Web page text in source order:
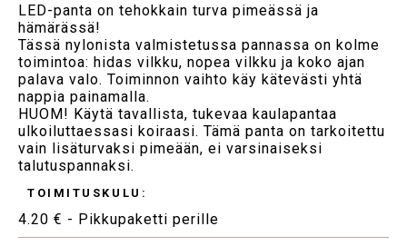
LED-panta on tehokkain turva pimeässä ja
hämärässä!
Tässä nylonista valmistetussa pannassa on kolme
toimintoa: hidas vilkku, nopea vilkku ja koko ajan
palava valo. Toiminnon vaihto käy kätevästi yhtä
nappia painamalla.
HUOM! Käytä tavallista, tukevaa kaulapantaa
ulkoiluttaessasi koiraasi. Tämä panta on tarkoitettu
vain lisäturvaksi pimeään, ei varsinaiseksi
talutuspannaksi.
TOIMITUSKULU:
4.20 € - Pikkupaketti perille